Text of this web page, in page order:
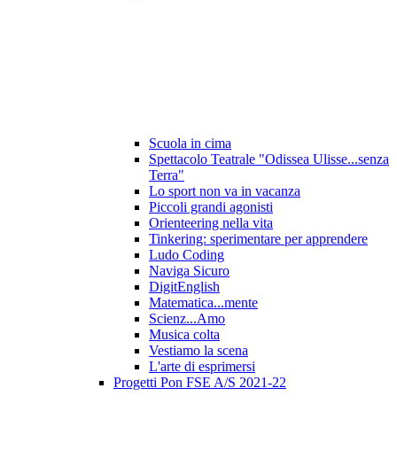
Scuola in cima
Spettacolo Teatrale "Odissea Ulisse...senza
Terra"
Lo sport non va in vacanza
Piccoli grandi agonisti
Orienteering nella vita
Tinkering: sperimentare per apprendere
Ludo Coding
Naviga Sicuro
DigitEnglish
Matematica...mente
Scienz...Amo
Musica colta
Vestiamo la scena
L'arte di esprimersi
Progetti Pon FSE A/S 2021-22